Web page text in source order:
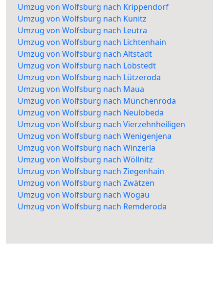
Umzug von Wolfsburg nach Krippendorf
Umzug von Wolfsburg nach Kunitz
Umzug von Wolfsburg nach Leutra
Umzug von Wolfsburg nach Lichtenhain
Umzug von Wolfsburg nach Altstadt
Umzug von Wolfsburg nach Löbstedt
Umzug von Wolfsburg nach Lützeroda
Umzug von Wolfsburg nach Maua
Umzug von Wolfsburg nach Münchenroda
Umzug von Wolfsburg nach Neulobeda
Umzug von Wolfsburg nach Vierzehnheiligen
Umzug von Wolfsburg nach Wenigenjena
Umzug von Wolfsburg nach Winzerla
Umzug von Wolfsburg nach Wöllnitz
Umzug von Wolfsburg nach Ziegenhain
Umzug von Wolfsburg nach Zwätzen
Umzug von Wolfsburg nach Wogau
Umzug von Wolfsburg nach Remderoda